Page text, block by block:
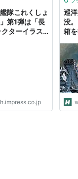
隊これくしょ
第1弾は「長
ターイラス
巡
没
箱